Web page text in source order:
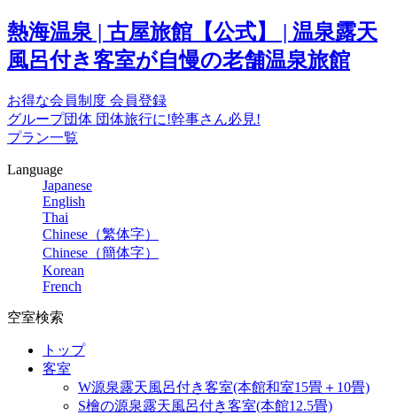
熱海温泉 | 古屋旅館【公式】 | 温泉露天
風呂付き客室が自慢の老舗温泉旅館
お得な会員制度 会員登録
グループ団体 団体旅行に!幹事さん必見!
プラン一覧
Language
Japanese
English
Thai
Chinese（繁体字）
Chinese（簡体字）
Korean
French
空室検索
トップ
客室
W源泉露天風呂付き客室(本館和室15畳＋10畳)
S檜の源泉露天風呂付き客室(本館12.5畳)